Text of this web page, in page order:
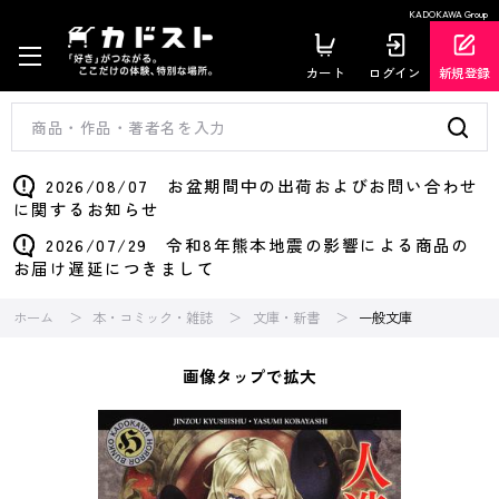
KADOKAWA Group
カート ログイン 新規登録
2026/08/07 お盆期間中の出荷およびお問い合わせ
に関するお知らせ
2026/07/29 令和8年熊本地震の影響による商品の
お届け遅延につきまして
ホーム 本・コミック・雑誌 文庫・新書 一般文庫
画像タップで拡大